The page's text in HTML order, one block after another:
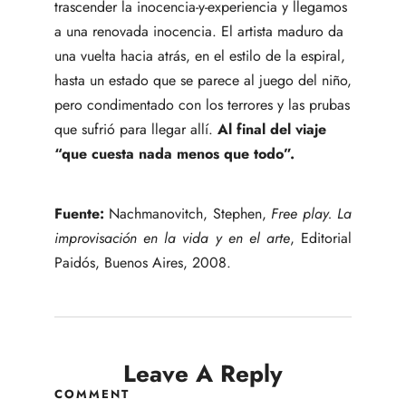
trascender la inocencia-y-experiencia y llegamos
a una renovada inocencia. El artista maduro da
una vuelta hacia atrás, en el estilo de la espiral,
hasta un estado que se parece al juego del niño,
pero condimentado con los terrores y las prubas
que sufrió para llegar allí. Al final del viaje
“que cuesta nada menos que todo”.
Fuente: Nachmanovitch, Stephen, Free play. La
improvisación en la vida y en el arte, Editorial
Paidós, Buenos Aires, 2008.
Leave A Reply
COMMENT